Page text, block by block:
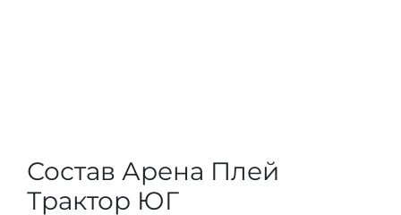
Состав Арена Плей
Трактор ЮГ